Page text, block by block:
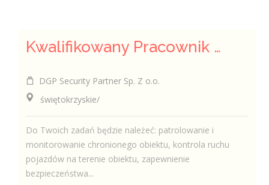
Kwalifikowany Pracownik / Kwalifikowana Pracowniczka Ochrony
DGP Security Partner Sp. Z o.o.
świętokrzyskie/
Do Twoich zadań będzie należeć: patrolowanie i
monitorowanie chronionego obiektu, kontrola ruchu
pojazdów na terenie obiektu, zapewnienie
bezpieczeństwa...